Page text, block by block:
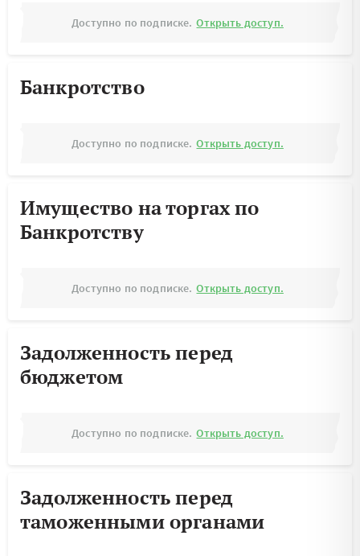
Доступно по подписке. Открыть доступ.
Банкротство
Доступно по подписке. Открыть доступ.
Имущество на торгах по
Банкротству
Доступно по подписке. Открыть доступ.
Задолженность перед
бюджетом
Доступно по подписке. Открыть доступ.
Задолженность перед
таможенными органами